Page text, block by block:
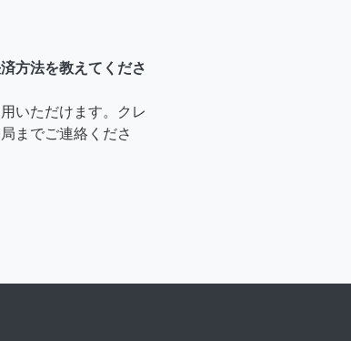
方法を教えてくださ
いただけます。クレ
までご連絡くださ